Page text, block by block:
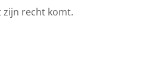
recht komt.